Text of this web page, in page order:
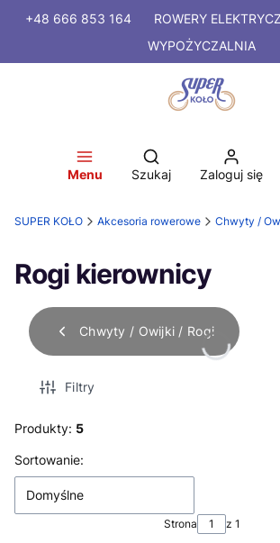
+48 666 853 164 ROWERY
WYPOŻYCZALNIA
Menu
Otwórz wyszukiwarkę
Szukaj Zaloguj się
SUPER KOŁO Akcesoria rowerowe Chwyty /
Rogi kierownicy
Chwyty / Owijki / Rogi
Filtry
Produkty: 5
Lista produktów
Sortowanie:
Domyślne
Strona z 1